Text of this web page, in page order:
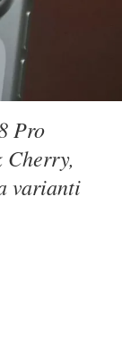
Pro
Cherry,
varianti